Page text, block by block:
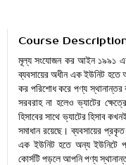
Course
মূল্য সংযোজন কর আইন ১৯৯১
ব্যবসায়ের অধীন এক ইউনিট হতে
কর পরিশোধ করে পণ্য
সরবরাহ না হলেও ভ্যাটের
হিসাবের সাথে ভ্যাটের হিসাব
সমাধান রয়েছে। ব্যবসায়ের
এক ইউনিট হতে অন্য ইউনিটে
কোর্সটি পড়লে আপনি পণ্য